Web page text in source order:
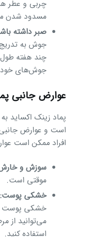
چربی و عطر
مسدود شدن
صبر داشته
جوش به
چند هفته
جوش‌های
عوارض جانبی
پماد زینک اکساید
است و عوارض
افراد ممکن است
سوزش و
موقتی است.
خشکی پوست:
خشکی پوست
می‌توانید از
استفاده کنید.